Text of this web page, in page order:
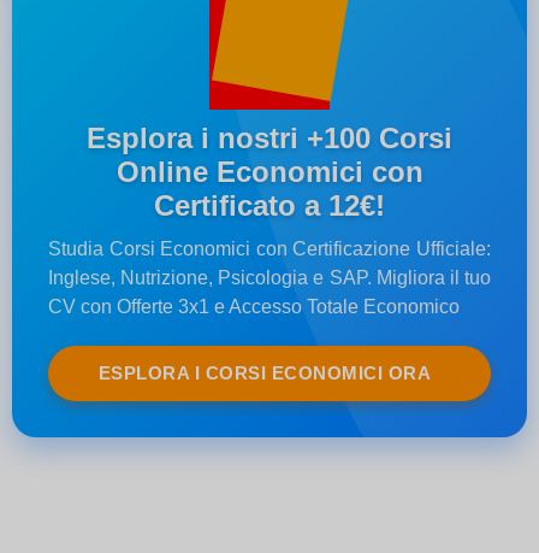
Esplora i nostri +100 Corsi
Online Economici con
Certificato a 12€!
Studia Corsi Economici con Certificazione Ufficiale:
Inglese, Nutrizione, Psicologia e SAP. Migliora il tuo
CV con Offerte 3x1 e Accesso Totale Economico
ESPLORA I CORSI ECONOMICI ORA